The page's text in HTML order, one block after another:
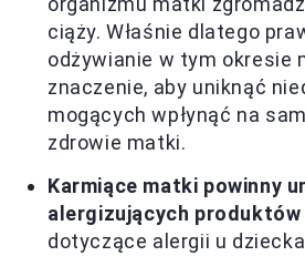
ciąży. Właśnie dlatego
odżywianie w tym okresie
znaczenie, aby uniknąć
mogących wpłynąć na
zdrowie matki.
Karmiące matki powinny
alergizujących produktów
dotyczące alergii u